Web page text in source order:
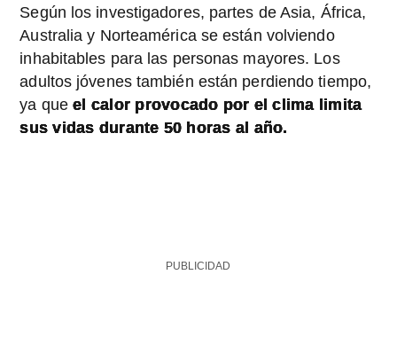
Según los investigadores, partes de Asia, África,
Australia y Norteamérica se están volviendo
inhabitables para las personas mayores. Los
adultos jóvenes también están perdiendo tiempo,
ya que el calor provocado por el clima limita
sus vidas durante 50 horas al año.
PUBLICIDAD